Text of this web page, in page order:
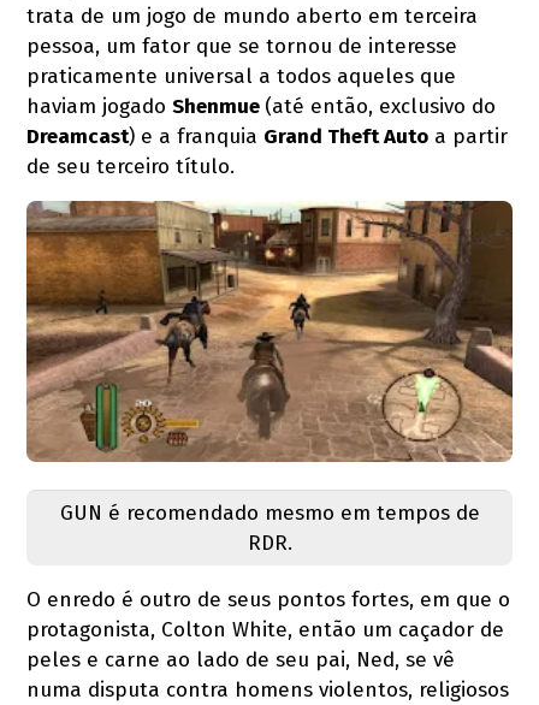
trata de um jogo de mundo aberto em terceira
pessoa, um fator que se tornou de interesse
praticamente universal a todos aqueles que
haviam jogadoShenmue (até então, exclusivo do
Dreamcast) e a franquia Grand Theft Auto a partir
de seu terceiro título.
GUN é recomendado mesmo em tempos de
RDR.
O enredo é outro de seus pontos fortes, em que o
protagonista, Colton White, então um caçador de
peles e carne ao lado de seu pai, Ned, se vê
numa disputa contra homens violentos, religiosos